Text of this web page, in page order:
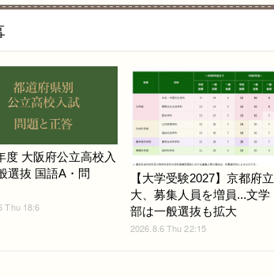
度 大阪府公立高校入
選抜 国語A・問
Thu 18:6
【大学受験2027】京都府立
大、募集人員を増員...文学
部は一般選抜も拡大
2026.8.6 Thu 22:15